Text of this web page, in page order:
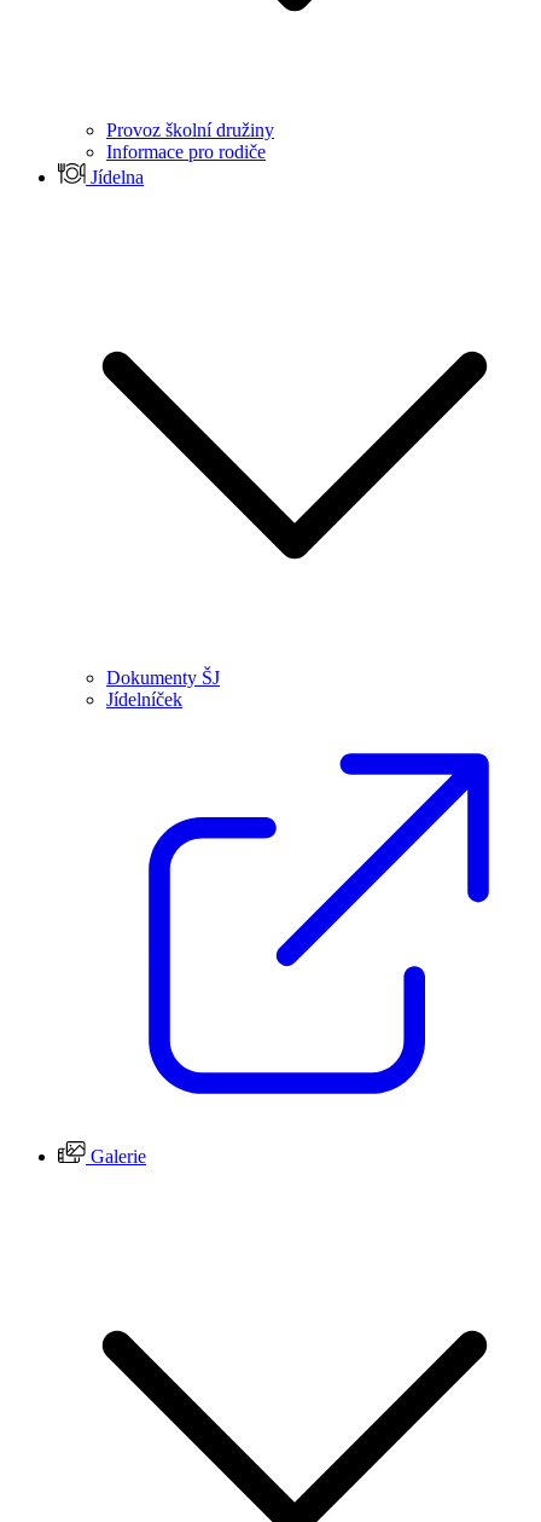
Provoz školní družiny
Informace pro rodiče
Jídelna
Dokumenty ŠJ
Jídelníček
Galerie